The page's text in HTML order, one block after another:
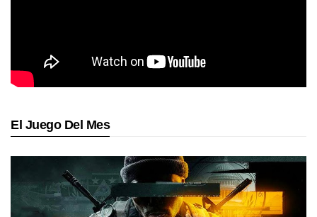
El Juego Del Mes